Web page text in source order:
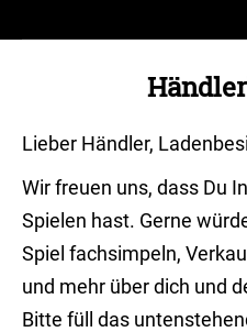
Lieber Händler,
Wir freuen uns, dass Du
Spielen hast. Gerne
Spiel fachsimpeln,
und mehr über dich und
Bitte füll das